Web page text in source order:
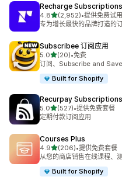
Recharge
4.8星（满分 5 星）
(2,952)
总共 2952 条评论
•提供免费试用
专为增长最快的品牌打造的
Subscribee 订阅应用
5.0星（满分 5 星）
(20)
总共 20 条评论
•免费
订阅、Subscribe and
Built for Shopify
Recurpay
5.0星（满分 5 星）
(527)
总共 527 条评论
•提供免费套餐
定期付款订阅应用
Courses Plus
4.9星（满分 5 星）
(206)
总共 206 条评论
•提供免费套餐
从您的商店销售在线课程、
Built for Shopify